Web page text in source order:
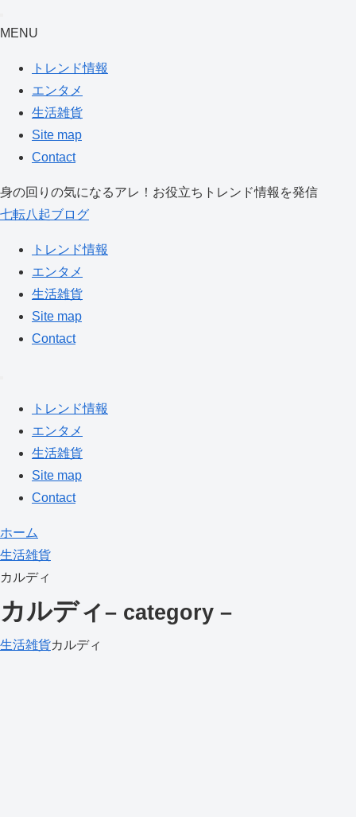
MENU
トレンド情報
エンタメ
生活雑貨
Site map
Contact
身の回りの気になるアレ！お役立ちトレンド情報を発信
七転八起ブログ
トレンド情報
エンタメ
生活雑貨
Site map
Contact
トレンド情報
エンタメ
生活雑貨
Site map
Contact
ホーム
生活雑貨
カルディ
カルディ– category –
生活雑貨カルディ